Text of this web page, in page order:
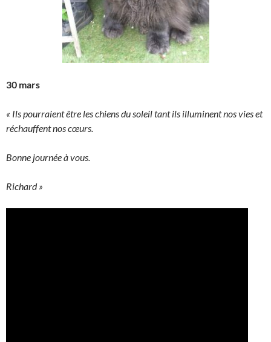
30 mars
« Ils pourraient être les chiens du soleil tant ils illuminent nos vies et
réchauffent nos cœurs.
Bonne journée à vous.
Richard »